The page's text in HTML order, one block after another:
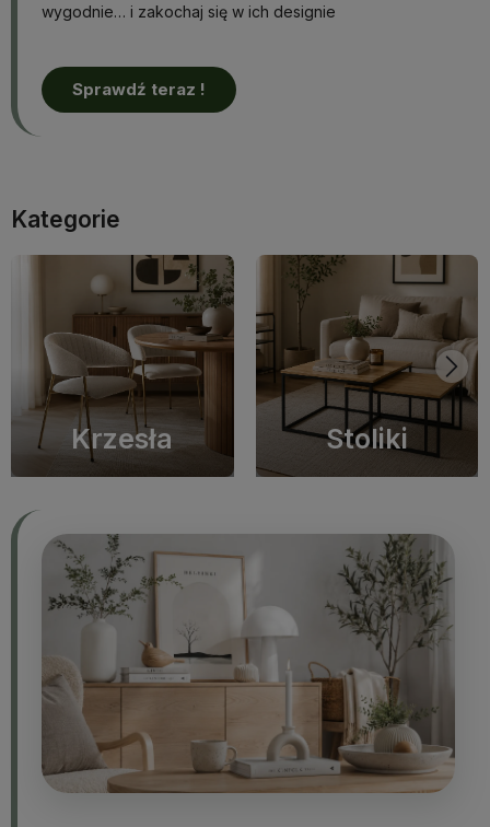
wygodnie… i zakochaj się w ich designie
Sprawdź teraz !
Kategorie
Krzesła Stoliki